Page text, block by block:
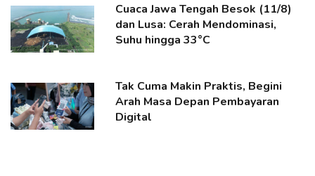
Cuaca Jawa Tengah Besok (11/8)
dan Lusa: Cerah Mendominasi,
Suhu hingga 33°C
Tak Cuma Makin Praktis, Begini
Arah Masa Depan Pembayaran
Digital